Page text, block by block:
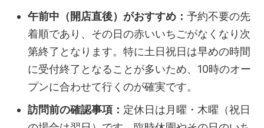
午前中（開店直後）がおすすめ： 予約不要の先
着順であり、その日の赤いいちごがなくなり次
第終了となります。特に土日祝日は早めの時間
に受付終了となることが多いため、10時のオー
プンに合わせて行くのが確実です。
訪問前の確認事項： 定休日は月曜・木曜（祝日